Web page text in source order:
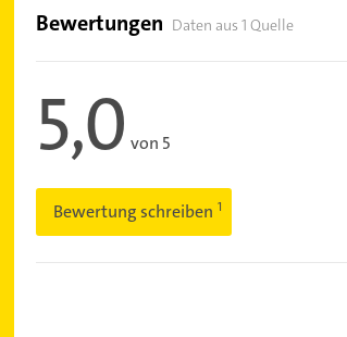
Bewertungen Daten aus 1 Quelle
5,0 von 5
Bewertung schreiben